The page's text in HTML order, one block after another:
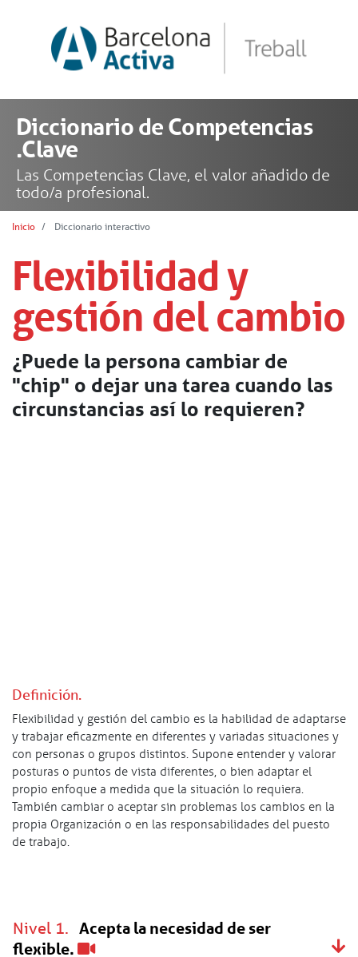
Diccionario de Competencias
.Clave
Las Competencias Clave, el valor añadido de
todo/a profesional.
Inicio Diccionario interactivo
Flexibilidad y
gestión del cambio
¿Puede la persona cambiar de
"chip" o dejar una tarea cuando las
circunstancias así lo requieren?
Definición.
Flexibilidad y gestión del cambio es la habilidad de adaptarse
y trabajar eficazmente en diferentes y variadas situaciones y
con personas o grupos distintos. Supone entender y valorar
posturas o puntos de vista diferentes, o bien adaptar el
propio enfoque a medida que la situación lo requiera.
También cambiar o aceptar sin problemas los cambios en la
propia Organización o en las responsabilidades del puesto
de trabajo.
Nivel 1. Acepta la necesidad de ser
flexible.